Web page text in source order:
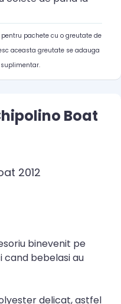
pachete cu o greutate de
aceasta greutate se adauga
suplimentar.
Boat
2012
binevenit pe
cand bebelasi au
delicat, astfel